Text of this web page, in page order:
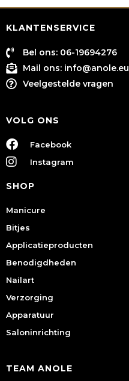
KLANTENSERVICE
Bel ons: 06-19694276
Mail ons: info@anole.eu
Veelgestelde vragen
VOLG ONS
Facebook
Instagram
SHOP
Manicure
Bitjes
Applicatieproducten
Benodigdheden
Nailart
Verzorging
Apparatuur
Saloninrichting
TEAM ANOLE